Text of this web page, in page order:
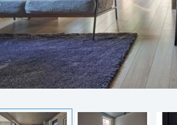
まいの売却
事業
用モデルルーム 【東京都】新宿区中
新宿区中落合4-30-2Google Map